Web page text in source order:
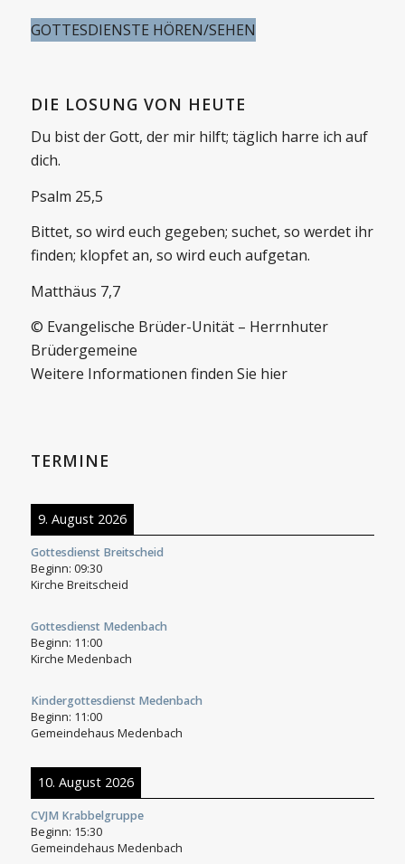
GOTTESDIENSTE HÖREN/SEHEN
DIE LOSUNG VON HEUTE
Du bist der Gott, der mir hilft; täglich harre ich auf
dich.
Psalm 25,5
Bittet, so wird euch gegeben; suchet, so werdet ihr
finden; klopfet an, so wird euch aufgetan.
Matthäus 7,7
© Evangelische Brüder-Unität – Herrnhuter
Brüdergemeine
Weitere Informationen finden Sie hier
TERMINE
9. August 2026
Gottesdienst Breitscheid
Beginn: 09:30
Kirche Breitscheid
Gottesdienst Medenbach
Beginn: 11:00
Kirche Medenbach
Kindergottesdienst Medenbach
Beginn: 11:00
Gemeindehaus Medenbach
10. August 2026
CVJM Krabbelgruppe
Beginn: 15:30
Gemeindehaus Medenbach